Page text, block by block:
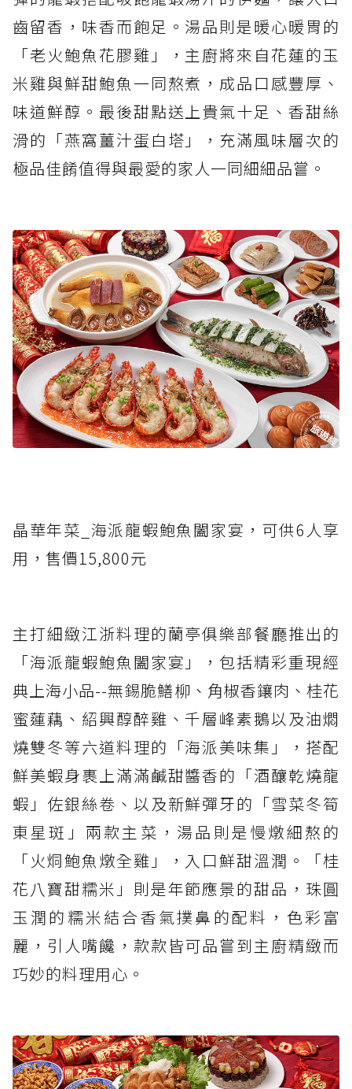
齒留香，味香而飽足。湯品則是暖心暖胃的
「老火鮑魚花膠雞」，主廚將來自花蓮的玉
米雞與鮮甜鮑魚一同熬煮，成品口感豐厚、
味道鮮醇。最後甜點送上貴氣十足、香甜絲
滑的「燕窩薑汁蛋白塔」，充滿風味層次的
極品佳餚值得與最愛的家人一同細細品嘗。
晶華年菜_海派龍蝦鮑魚闔家宴，可供6人享
用，售價15,800元
主打細緻江浙料理的蘭亭俱樂部餐廳推出的
「海派龍蝦鮑魚闔家宴」，包括精彩重現經
典上海小品--無錫脆鱔柳、角椒香鑲肉、桂花
蜜蓮藕、紹興醇醉雞、千層峰素鵝以及油燜
燒雙冬等六道料理的「海派美味集」，搭配
鮮美蝦身裹上滿滿鹹甜醬香的「酒釀乾燒龍
蝦」佐銀絲卷、以及新鮮彈牙的「雪菜冬筍
東星斑」兩款主菜，湯品則是慢燉細熬的
「火烔鮑魚燉全雞」，入口鮮甜溫潤。「桂
花八寶甜糯米」則是年節應景的甜品，珠圓
玉潤的糯米結合香氣撲鼻的配料，色彩富
麗，引人嘴饞，款款皆可品嘗到主廚精緻而
巧妙的料理用心。